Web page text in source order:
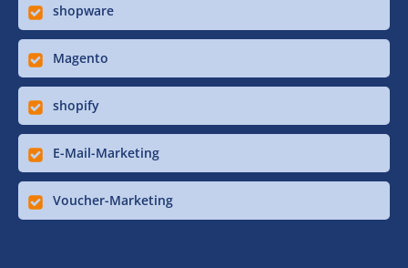
shopware
Magento
shopify
E-Mail-Marketing
Voucher-Marketing